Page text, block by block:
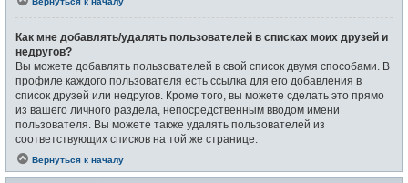
Как мне добавлять/удалять пользователей в списках моих друзей и
недругов?
Вы можете добавлять пользователей в свой список двумя способами. В
профиле каждого пользователя есть ссылка для его добавления в
список друзей или недругов. Кроме того, вы можете сделать это прямо
из вашего личного раздела, непосредственным вводом имени
пользователя. Вы можете также удалять пользователей из
соответствующих списков на той же странице.
Вернуться к началу